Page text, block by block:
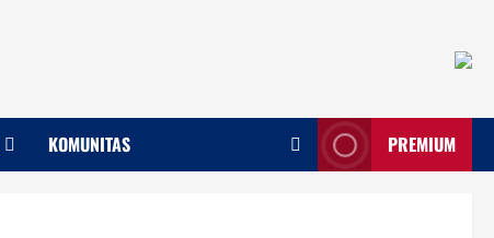
KOMUNITAS PREMIUM